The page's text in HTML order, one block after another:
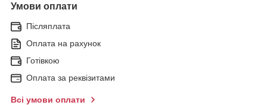
Умови оплати
Післяплата
Оплата на рахунок
Готівкою
Оплата за реквізитами
Всі умови оплати